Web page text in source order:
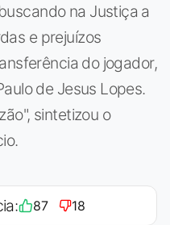
na Justiça a
e prejuízos
do jogador,
de Jesus Lopes.
sintetizou o
87 18